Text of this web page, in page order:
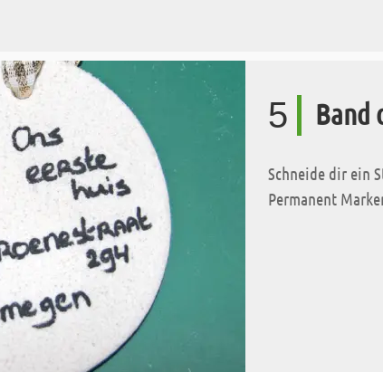
5 Band
Schneide dir ein
Permanent